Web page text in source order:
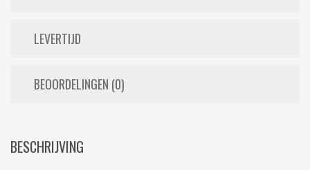
LEVERTIJD
BEOORDELINGEN (0)
BESCHRIJVING